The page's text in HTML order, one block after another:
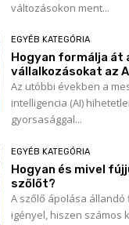
változásokon ment...
EGYÉB KATEGÓRIA
Hogyan formálja át
vállalkozásokat az
Az utóbbi években a
intelligencia (AI)
gyorsasággal...
EGYÉB KATEGÓRIA
Hogyan és mivel
szőlőt?
A szőlő ápolása állandó
igényel, hiszen számos